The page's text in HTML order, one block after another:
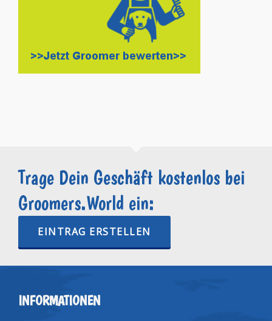
Trage Dein Geschäft kostenlos bei
Groomers.World ein:
EINTRAG ERSTELLEN
INFORMATIONEN